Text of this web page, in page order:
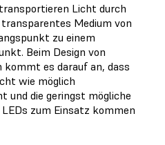
Licht durch
Medium von
zu einem
Beim Design von
es darauf an, dass
wie möglich
und die geringst mögliche
zum Einsatz kommen